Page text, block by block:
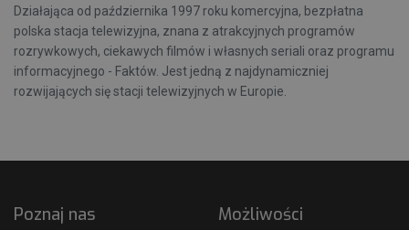
Działająca od października 1997 roku komercyjna, bezpłatna
polska stacja telewizyjna, znana z atrakcyjnych programów
rozrywkowych, ciekawych filmów i własnych seriali oraz programu
informacyjnego - Faktów. Jest jedną z najdynamiczniej
rozwijających się stacji telewizyjnych w Europie.
Poznaj nas Możliwości